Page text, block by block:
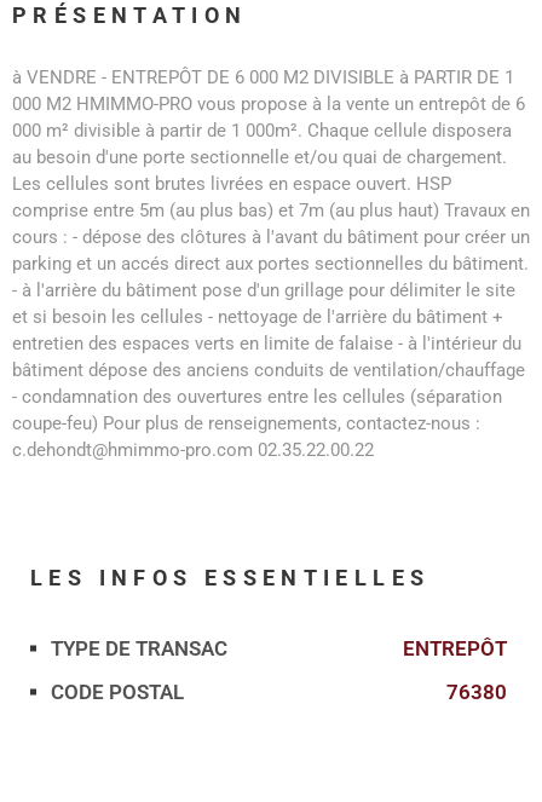
PRÉSENTATION
à VENDRE - ENTREPÔT DE 6 000 M2 DIVISIBLE à PARTIR DE 1
000 M2 HMIMMO-PRO vous propose à la vente un entrepôt de 6
000 m² divisible à partir de 1 000m². Chaque cellule disposera
au besoin d'une porte sectionnelle et/ou quai de chargement.
Les cellules sont brutes livrées en espace ouvert. HSP
comprise entre 5m (au plus bas) et 7m (au plus haut) Travaux en
cours : - dépose des clôtures à l'avant du bâtiment pour créer un
parking et un accés direct aux portes sectionnelles du bâtiment.
- à l'arrière du bâtiment pose d'un grillage pour délimiter le site
et si besoin les cellules - nettoyage de l'arrière du bâtiment +
entretien des espaces verts en limite de falaise - à l'intérieur du
bâtiment dépose des anciens conduits de ventilation/chauffage
- condamnation des ouvertures entre les cellules (séparation
coupe-feu) Pour plus de renseignements, contactez-nous :
c.dehondt@hmimmo-pro.com 02.35.22.00.22
LES INFOS ESSENTIELLES
Caractérisque Valeurs
TYPE DE TRANSAC
ENTREPÔT
CODE POSTAL
76380